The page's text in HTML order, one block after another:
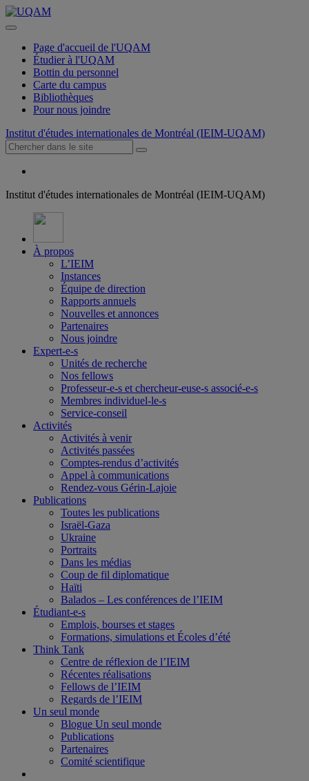
Page d'accueil de l'UQAM
Étudier à l'UQAM
Bottin du personnel
Carte du campus
Bibliothèques
Pour nous joindre
Institut d'études internationales de Montréal (IEIM-UQAM)
Institut d'études internationales de Montréal (IEIM-UQAM)
À propos
L’IEIM
Instances
Équipe de direction
Rapports annuels
Nouvelles et annonces
Partenaires
Nous joindre
Expert-e-s
Unités de recherche
Nos fellows
Professeur-e-s et chercheur-euse-s associé-e-s
Membres individuel-le-s
Service-conseil
Activités
Activités à venir
Activités passées
Comptes-rendus d’activités
Appel à communications
Rendez-vous Gérin-Lajoie
Publications
Toutes les publications
Israël-Gaza
Ukraine
Portraits
Dans les médias
Coup de fil diplomatique
Haïti
Balados – Les conférences de l’IEIM
Étudiant-e-s
Emplois, bourses et stages
Formations, simulations et Écoles d’été
Think Tank
Centre de réflexion de l’IEIM
Récentes réalisations
Fellows de l’IEIM
Regards de l’IEIM
Un seul monde
Blogue Un seul monde
Publications
Partenaires
Comité scientifique